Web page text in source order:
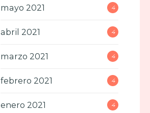
mayo 2021 4
abril 2021 4
marzo 2021 4
febrero 2021 4
enero 2021 4